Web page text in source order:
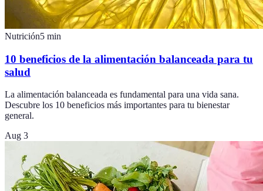
Nutrición5 min
10 beneficios de la alimentación balanceada para tu
salud
La alimentación balanceada es fundamental para una vida sana.
Descubre los 10 beneficios más importantes para tu bienestar
general.
Aug 3